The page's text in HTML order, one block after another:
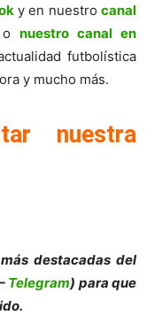
y en nuestro canal
nuestro canal en
futbolística
y mucho más.
nuestra
destacadas del
Telegram) para que